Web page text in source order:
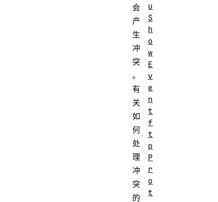
会
产
生
冲
突
。
有
关
如
何
处
理
冲
突
的
u
S
h
o
w
E
v
e
n
t
f
t
p
P
r
o
t